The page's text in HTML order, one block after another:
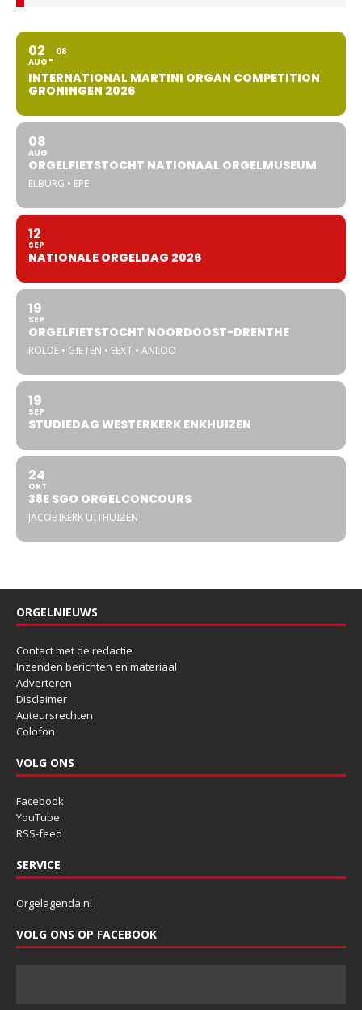
02
AUG
08
INTERNATIONAL MARTINI ORGAN COMPETITION
GRONINGEN 2026
08
AUG
ORGELFIETSTOCHT NATIONAAL ORGELMUSEUM
ELBURG • EPE
12
SEP
NATIONALE ORGELDAG 2026
19
SEP
ORGELFIETSTOCHT NOORDOOST-DRENTHE
ROLDE • GIETEN • EEXT • ANLOO
19
SEP
STUDIEDAG WESTERKERK ENKHUIZEN
24
OKT
38E SGO ORGELCONCOURS
JACOBIKERK UITHUIZEN
ORGELNIEUWS
Contact met de redactie
Inzenden berichten en materiaal
Adverteren
Disclaimer
Auteursrechten
Colofon
VOLG ONS
Facebook
YouTube
RSS-feed
SERVICE
Orgelagenda.nl
VOLG ONS OP FACEBOOK